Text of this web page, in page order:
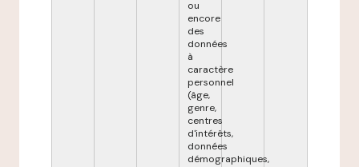
ou
encore
des
données
à
caractère
personnel
(âge,
genre,
centres
d'intérêts,
données
démographiques,